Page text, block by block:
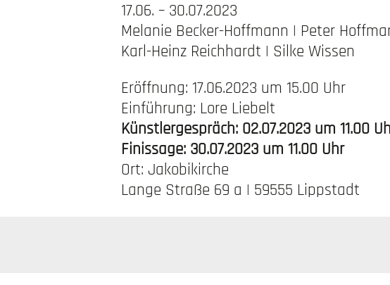
17.06. – 30.07.2023
Melanie Becker-Hoffmann | Peter
Karl-Heinz Reichhardt | Silke Wissen
Eröffnung: 17.06.2023 um 15.00 Uhr
Einführung: Lore Liebelt
Künstlergespräch: 02.07.2023 um 11.00
Finissage: 30.07.2023 um 11.00 Uhr
Ort: Jakobikirche
Lange Straße 69 a | 59555 Lippstadt